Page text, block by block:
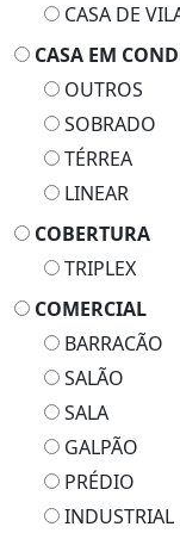
CASA DE
CASA EM
OUTROS
SOBRADO
TÉRREA
LINEAR
COBERTURA
TRIPLEX
COMERCIAL
BARRACÃO
SALÃO
SALA
GALPÃO
PRÉDIO
INDUSTRIAL